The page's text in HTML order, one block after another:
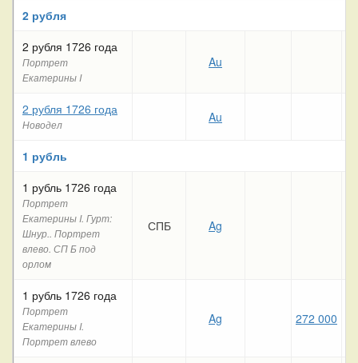
2 рубля
2 рубля 1726 года
Портрет
Екатерины I
Au
2 рубля 1726 года
Новодел Au
1 рубль
1 рубль 1726 года
Портрет
Екатерины I. Гурт:
Шнур.. Портрет
влево. СП Б под
орлом
СПБ Ag
1 рубль 1726 года
Портрет
Екатерины I.
Портрет влево
Ag 272 000